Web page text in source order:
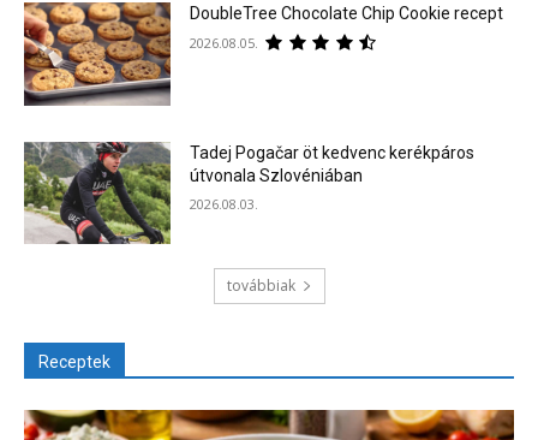
DoubleTree Chocolate Chip Cookie recept
2026.08.05.
Tadej Pogačar öt kedvenc kerékpáros
útvonala Szlovéniában
2026.08.03.
továbbiak
Receptek